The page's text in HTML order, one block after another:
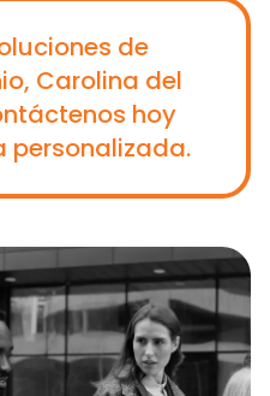
de
Carolina del
hoy
personalizada.